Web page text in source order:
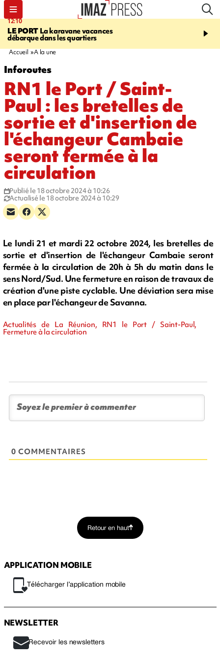
12:10
LE PORT La karavane vacances
débarque dans les quartiers
16:49
Un
bouledogue observé
Accueil A la une
Inforoutes
RN1 le Port / Saint-
Paul : les bretelles de
sortie et d'insertion de
l'échangeur Cambaie
seront fermée à la
circulation
Publié le 18 octobre 2024 à 10:26
Actualisé le 18 octobre 2024 à 10:29
Le lundi 21 et mardi 22 octobre 2024, les bretelles de
sortie et d'insertion de l'échangeur Cambaie seront
fermée à la circulation de 20h à 5h du matin dans le
sens Nord/Sud. Une fermeture en raison de travaux de
création d'une piste cyclable. Une déviation sera mise
en place par l'échangeur de Savanna.
Actualités de La Réunion, RN1 le Port / Saint-Paul,
Fermeture à la circulation
0 COMMENTAIRES
Retour en haut
APPLICATION MOBILE
Télécharger l’application mobile
NEWSLETTER
Recevoir les newsletters